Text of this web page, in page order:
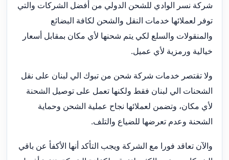
شركة نسر الوادي للشحن الدولي من أفضل الشركات والتي
توفر لعملائها خدمات النقل والشحن لكافة البضائع
والمنقولات والسلع لكي يتم شحنها لأي مكان بمقابل أسعار
خيالية ورمزية لأي عميل.
ولا تقتصر خدمات شركة شحن من تبوك الي لبنان على نقل
الشحنات الي لبنان فقط ولكنها تعمل على توصيل الشحنة
لأي مكان، وتضمن لعملائها نجاح عملية الشحن وحماية
الشحنة وعدم تعرضها للضياع والتلف.
والآن تعاقد فورا مع الشركة ويجب التأكد أنها الأكفأ عن باقي